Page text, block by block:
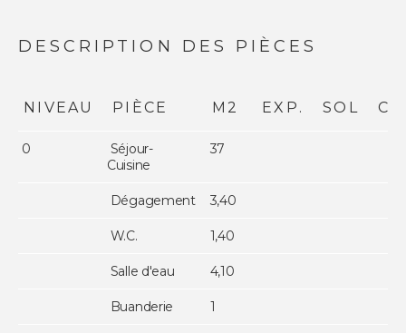
DESCRIPTION DES PIÈCES
NIVEAU PIÈCE M2 EXP. SOL
0
Séjour-
Cuisine
37
Dégagement 3,40
W.C. 1,40
Salle d'eau 4,10
Buanderie 1